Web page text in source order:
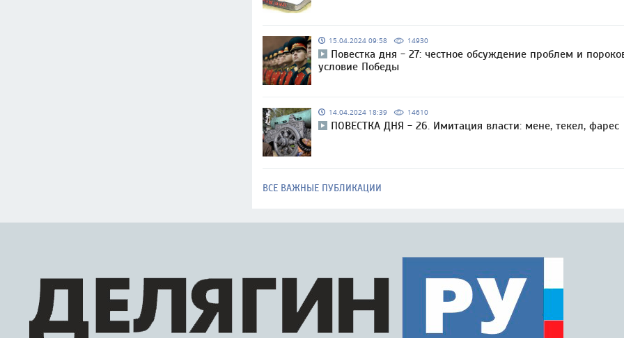
15.04.2024 09:58 14930
Повестка дня - 27: честное обсуждение проблем и
условие Победы
14.04.2024 18:39 14610
ПОВЕСТКА ДНЯ - 26. Имитация власти: мене, текел, фарес
ВСЕ ВАЖНЫЕ ПУБЛИКАЦИИ